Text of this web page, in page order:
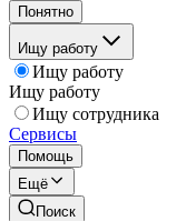
Понятно
Ищу работу
Ищу работу
Ищу работу
Ищу сотрудника
Сервисы
Помощь
Ещё
Поиск